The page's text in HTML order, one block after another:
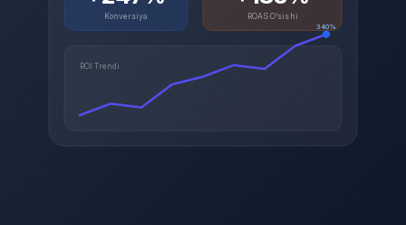
Konversiya ROAS O'sishi
ROI Trendi
340%